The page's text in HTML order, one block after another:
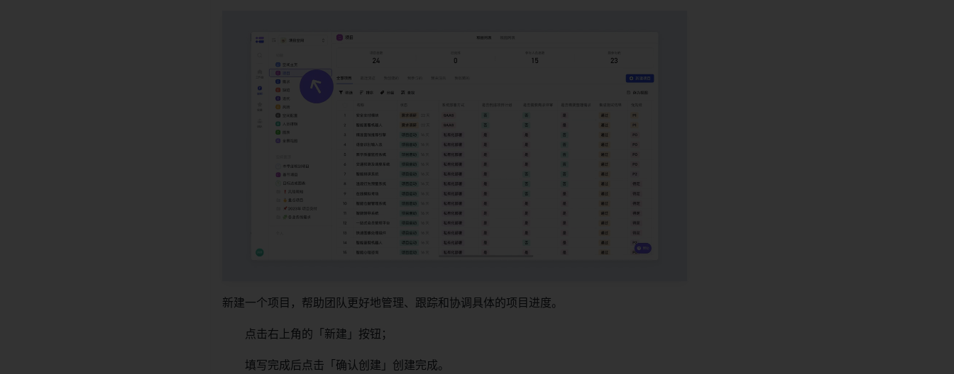
新建一个项目，帮助团队更好地管理、跟踪和协调具体的项目进度。
点击右上角的「新建」按钮；
填写完成后点击「确认创建」创建完成。